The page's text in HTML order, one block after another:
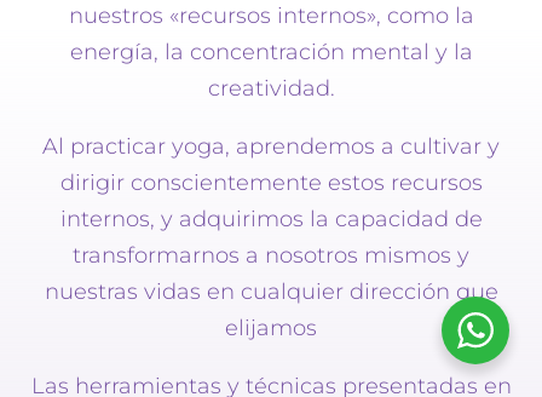
nuestros «recursos internos», como la
energía, la concentración mental y la
creatividad.
Al practicar yoga, aprendemos a cultivar y
dirigir conscientemente estos recursos
internos, y adquirimos la capacidad de
transformarnos a nosotros mismos y
nuestras vidas en cualquier dirección que
elijamos
Las herramientas y técnicas presentadas en